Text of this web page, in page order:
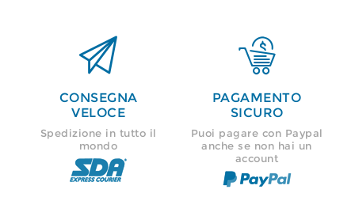

CONSEGNA
VELOCE
Spedizione in tutto il
mondo

PAGAMENTO
SICURO
Puoi pagare con Paypal
anche se non hai un
account